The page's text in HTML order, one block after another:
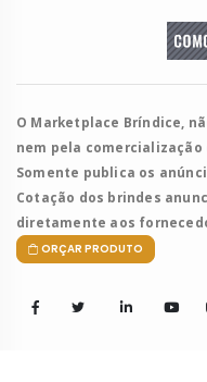
O Marketplace Bríndice,
nem pela
Somente publica os
Cotação dos brindes
diretamente aos
ORÇAR PRODUTO